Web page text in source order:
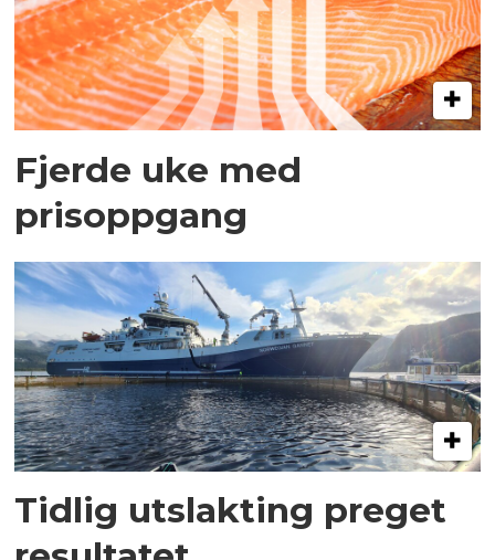
Fjerde uke med
prisoppgang
Tidlig utslakting preget